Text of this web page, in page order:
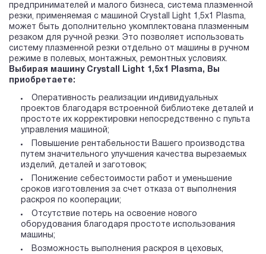
предпринимателей и малого бизнеса, система плазменной
резки, применяемая с машиной Crystall Light 1,5х1 Plasma,
может быть дополнительно укомплектована плазменным
резаком для ручной резки. Это позволяет использовать
систему плазменной резки отдельно от машины в ручном
режиме в полевых, монтажных, ремонтных условиях.
Выбирая машину Crystall Light 1,5х1 Plasma, Вы
приобретаете:
Оперативность реализации индивидуальных
проектов благодаря встроенной библиотеке деталей и
простоте их корректировки непосредственно с пульта
управления машиной;
Повышение рентабельности Вашего производства
путем значительного улучшения качества вырезаемых
изделий, деталей и заготовок;
Понижение себестоимости работ и уменьшение
сроков изготовления за счет отказа от выполнения
раскроя по кооперации;
Отсутствие потерь на освоение нового
оборудования благодаря простоте использования
машины;
Возможность выполнения раскроя в цеховых,